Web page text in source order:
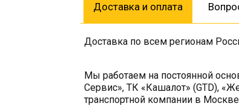
Доставка и оплата
Доставка по всем регионам
Мы работаем на постоянной
Сервис», ТК «Кашалот» (GTD),
транспортной компании в